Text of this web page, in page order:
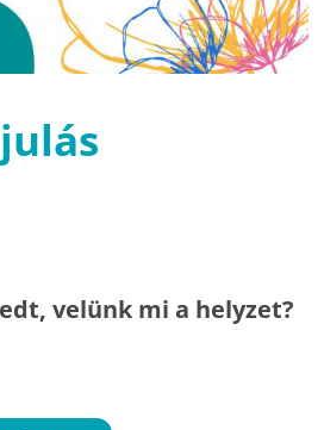
velünk mi a helyzet?